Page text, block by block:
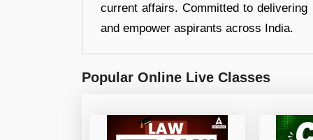
current affairs. Committed to
and empower aspirants across India.
Popular Online Live Classes